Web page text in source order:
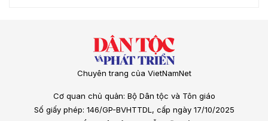
Chuyên trang của VietNamNet
Cơ quan chủ quản: Bộ Dân tộc và Tôn giáo
Số giấy phép: 146/GP-BVHTTDL, cấp ngày 17/10/2025